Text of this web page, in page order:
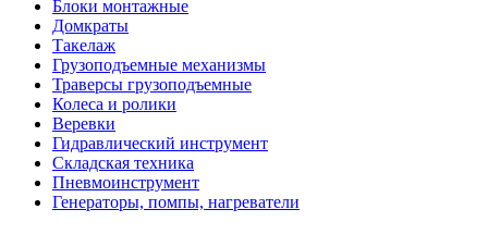
Блоки монтажные
Домкраты
Такелаж
Грузоподъемные механизмы
Траверсы грузоподъемные
Колеса и ролики
Веревки
Гидравлический инструмент
Складская техника
Пневмоинструмент
Генераторы, помпы, нагреватели